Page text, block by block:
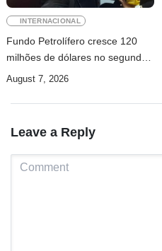
INTERNACIONAL
Fundo Petrolífero cresce 120
milhões de dólares no segundo
trimestre
August 7, 2026
Leave a Reply